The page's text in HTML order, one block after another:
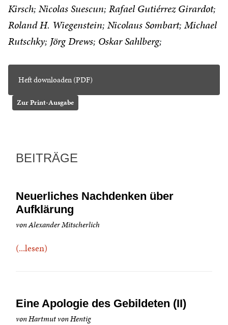
Kirsch Nicolas Suescun Rafael Gutiérrez Girardot
Roland H. Wiegenstein Nicolaus Sombart Michael
Rutschky Jörg Drews Oskar Sahlberg
Heft downloaden (PDF)
Zur Print-Ausgabe
BEITRÄGE
Neuerliches Nachdenken über
Aufklärung
von Alexander Mitscherlich
(...lesen)
Eine Apologie des Gebildeten (II)
von Hartmut von Hentig